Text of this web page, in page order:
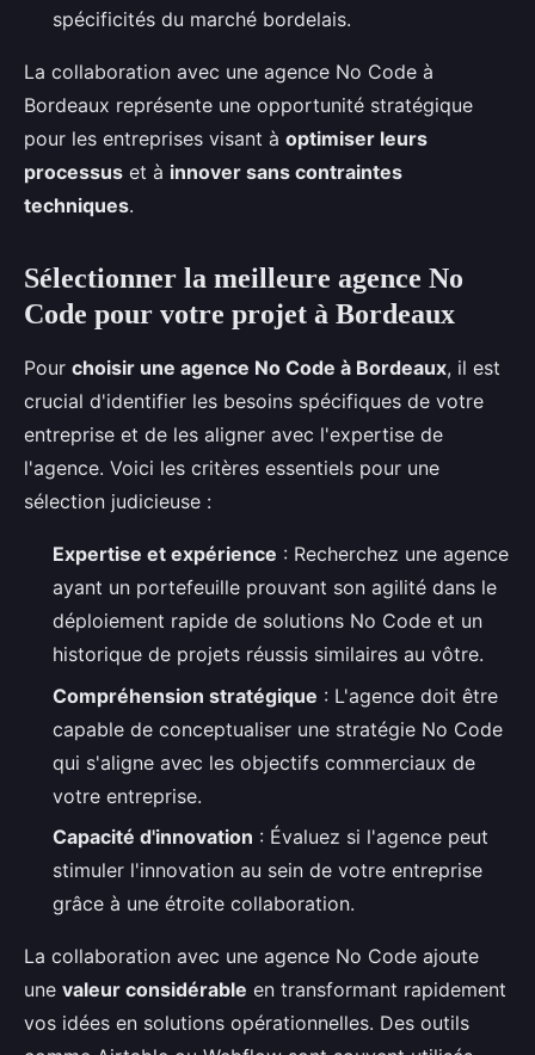
spécificités du marché bordelais.
La collaboration avec une agence No Code à
Bordeaux représente une opportunité stratégique
pour les entreprises visant à optimiser leurs
processus et à innover sans contraintes
techniques.
Sélectionner la meilleure agence No
Code pour votre projet à Bordeaux
Pour choisir une agence No Code à Bordeaux, il est
crucial d'identifier les besoins spécifiques de votre
entreprise et de les aligner avec l'expertise de
l'agence. Voici les critères essentiels pour une
sélection judicieuse :
Expertise et expérience : Recherchez une agence
ayant un portefeuille prouvant son agilité dans le
déploiement rapide de solutions No Code et un
historique de projets réussis similaires au vôtre.
Compréhension stratégique : L'agence doit être
capable de conceptualiser une stratégie No Code
qui s'aligne avec les objectifs commerciaux de
votre entreprise.
Capacité d'innovation : Évaluez si l'agence peut
stimuler l'innovation au sein de votre entreprise
grâce à une étroite collaboration.
La collaboration avec une agence No Code ajoute
une valeur considérable en transformant rapidement
vos idées en solutions opérationnelles. Des outils